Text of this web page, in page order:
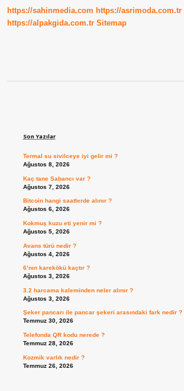
Mü
https://sahinmedia.com https://asrimoda.com.tr
https://alpakgida.com.tr Sitemap
Son Yazılar
Termal su sivilceye iyi gelir mi ?
Ağustos 8, 2026
Kaç tane Sabancı var ?
Ağustos 7, 2026
Bitcoin hangi saatlerde alınır ?
Ağustos 6, 2026
Kokmuş kuzu eti yenir mi ?
Ağustos 5, 2026
Avans türü nedir ?
Ağustos 4, 2026
6’nın karekökü kaçtır ?
Ağustos 3, 2026
3.2 harcama kaleminden neler alınır ?
Ağustos 3, 2026
Şeker pancarı ile pancar şekeri arasındaki fark nedir ?
Temmuz 30, 2026
Telefonda QR kodu nerede ?
Temmuz 28, 2026
Kozmik varlık nedir ?
Temmuz 26, 2026